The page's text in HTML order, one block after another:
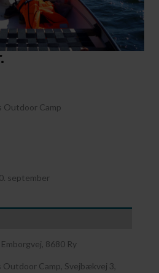
Camp
september
8680 Ry
Camp, Svejbækvej 3,